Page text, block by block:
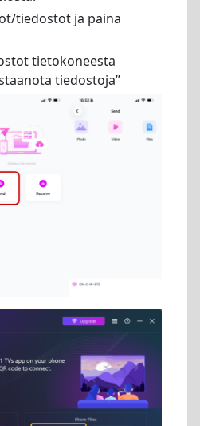
tiedostot ja paina
tietokoneesta
tiedostoja”